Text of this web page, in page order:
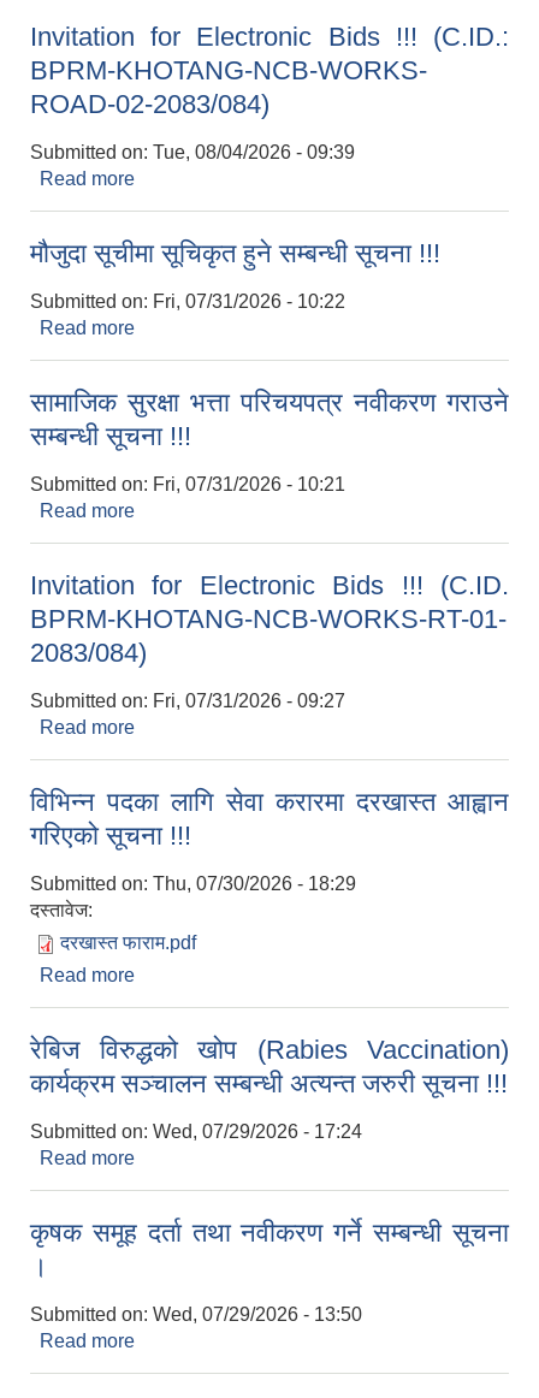
Invitation for Electronic Bids !!! (C.ID.:
BPRM-KHOTANG-NCB-WORKS-
ROAD-02-2083/084)
Submitted on: Tue, 08/04/2026 - 09:39
Read more
मौजुदा सूचीमा सूचिकृत हुने सम्बन्धी सूचना !!!
Submitted on: Fri, 07/31/2026 - 10:22
Read more
सामाजिक सुरक्षा भत्ता परिचयपत्र नवीकरण गराउने
सम्बन्धी सूचना !!!
Submitted on: Fri, 07/31/2026 - 10:21
Read more
Invitation for Electronic Bids !!! (C.ID.
BPRM-KHOTANG-NCB-WORKS-RT-01-
2083/084)
Submitted on: Fri, 07/31/2026 - 09:27
Read more
विभिन्न पदका लागि सेवा करारमा दरखास्त आह्वान
गरिएको सूचना !!!
Submitted on: Thu, 07/30/2026 - 18:29
दस्तावेज:
दरखास्त फाराम.pdf
Read more
रेबिज विरुद्धको खोप (Rabies Vaccination)
कार्यक्रम सञ्चालन सम्बन्धी अत्यन्त जरुरी सूचना !!!
Submitted on: Wed, 07/29/2026 - 17:24
Read more
कृषक समूह दर्ता तथा नवीकरण गर्ने सम्बन्धी सूचना
।
Submitted on: Wed, 07/29/2026 - 13:50
Read more